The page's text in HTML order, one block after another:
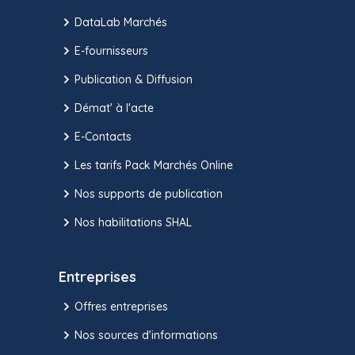
DataLab Marchés
E-fournisseurs
Publication & Diffusion
Démat' à l'acte
E-Contacts
Les tarifs Pack Marchés Online
Nos supports de publication
Nos habilitations SHAL
Entreprises
Offres entreprises
Nos sources d'informations